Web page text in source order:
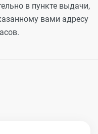
в пункте выдачи,
вами адресу